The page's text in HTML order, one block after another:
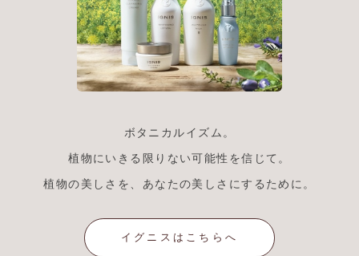
ボタニカルイズム。
植物にいきる限りない可能性を信じて。
植物の美しさを、あなたの美しさにするために。
イグニスはこちらへ